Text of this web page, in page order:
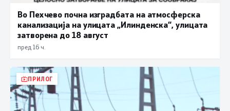
Во Пехчево почна изградбата на атмосферска
канализација на улицата „Илинденска“, улицата
затворена до 18 август
пред 16 ч.
ПРИЛОГ